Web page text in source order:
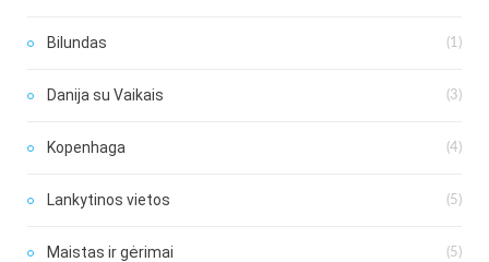
Bilundas (1)
Danija su Vaikais (3)
Kopenhaga (4)
Lankytinos vietos (5)
Maistas ir gėrimai (5)